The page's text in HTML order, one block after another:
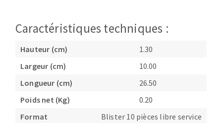
Tourets
Ponceuses
Fraises scies
Fraise HSS
Forets métaux
Caractéristiques techniques :
Hauteur (cm)
1.30
Largeur (cm)
10.00
Longueur (cm)
26.50
Poids net (Kg)
0.20
Format
Blister 10 pièces libre service